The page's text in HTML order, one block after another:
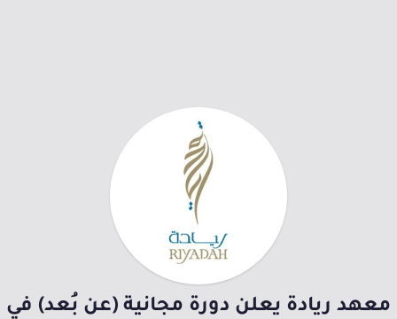
معهد ريادة يعلن دورة مجانية (عن بُعد) في